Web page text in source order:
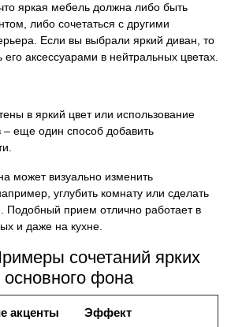
яркая мебель должна либо быть
либо сочетаться с другими
Если вы выбрали яркий диван, то
аксессуарами в нейтральных цветах.
в яркий цвет или использование
– еще один способ добавить
может визуально изменить
углубить комнату или сделать
Подобный прием отлично работает в
и даже на кухне.
сочетаний ярких
основного фона
акценты Эффект